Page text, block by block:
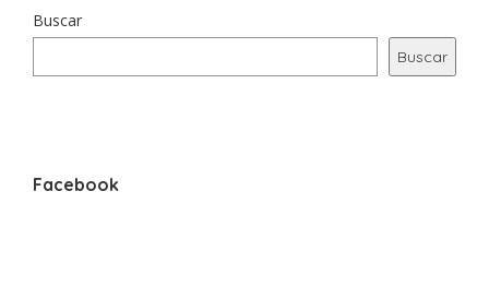
Buscar
Buscar
Facebook